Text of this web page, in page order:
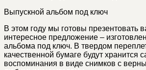
Выпускной альбом под ключ
В этом году мы готовы презентовать
интересное предложение –
альбома под ключ. В твердом
качественной бумаге будут хранится
воспоминания в виде снимков с